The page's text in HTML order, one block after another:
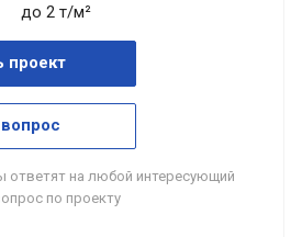
до 2 т/м²
проект
ответят на любой интересующий
по проекту